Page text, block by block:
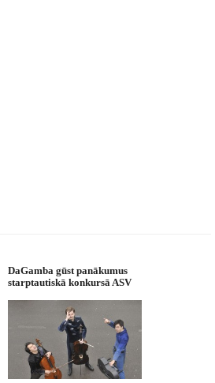
DaGamba gūst panākumus
starptautiskā konkursā ASV